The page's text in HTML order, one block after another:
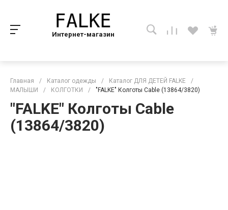
Интернет-магазин
Главная / Каталог одежды / Каталог ДЛЯ ДЕТЕЙ FALKE
/
МАЛЫШИ
/ КОЛГОТКИ / "FALKE" Колготы Cable (13864/3820)
"FALKE" Колготы Cable
(13864/3820)